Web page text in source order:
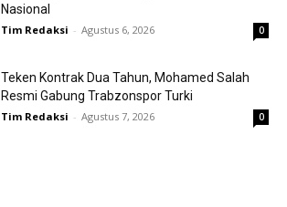
Nasional
Tim Redaksi - Agustus 6, 2026 0
Teken Kontrak Dua Tahun, Mohamed Salah
Resmi Gabung Trabzonspor Turki
Tim Redaksi - Agustus 7, 2026 0